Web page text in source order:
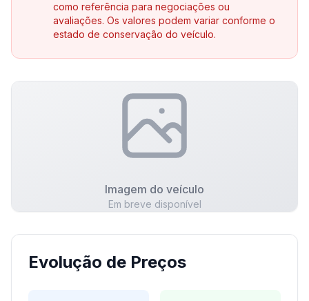
como referência para negociações ou
avaliações. Os valores podem variar conforme o
estado de conservação do veículo.
Imagem do veículo
Em breve disponível
Evolução de Preços